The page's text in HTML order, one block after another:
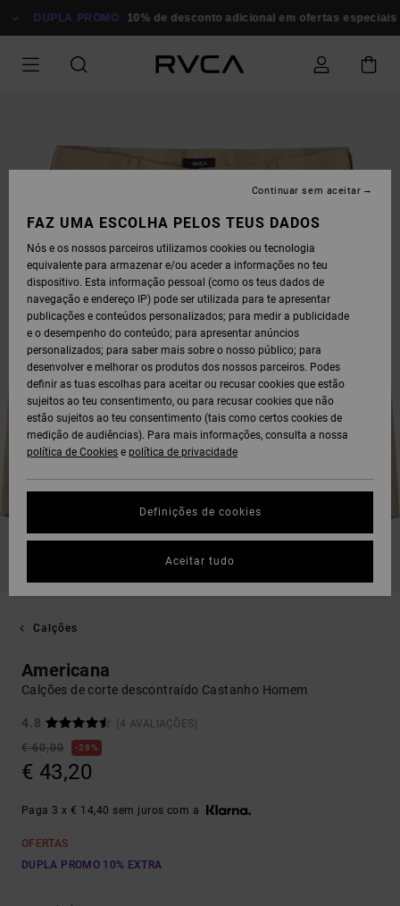
PARADUPLA PROMO 10% de desconto adicional em ofertas especiais
Calções
Americana
Calções de corte descontraído Castanho Homem
4.8
(4 AVALIAÇÕES)
€ 60,00
28%
€ 43,20
Paga 3 x € 14,40 sem juros com a
OFERTAS
DUPLA PROMO 10% EXTRA
FAZ UMA ESCOLHA PELOS TEUS DADOS
Nós e os nossos parceiros utilizamos cookies ou tecnologia
equivalente para armazenar e/ou aceder a informações no teu
dispositivo. Esta informação pessoal (como os teus dados de
navegação e endereço IP) pode ser utilizada para te apresentar
publicações e conteúdos personalizados; para medir a publicidade
e o desempenho do conteúdo; para apresentar anúncios
personalizados; para saber mais sobre o nosso público; para
desenvolver e melhorar os produtos dos nossos parceiros. Podes
definir as tuas escolhas para aceitar ou recusar cookies que estão
sujeitos ao teu consentimento, ou para recusar cookies que não
estão sujeitos ao teu consentimento (tais como certos cookies de
medição de audiências). Para mais informações, consulta a nossa
política de Cookies e política de privacidade
Definições de cookies
Continuar sem aceitar
Aceitar tudo